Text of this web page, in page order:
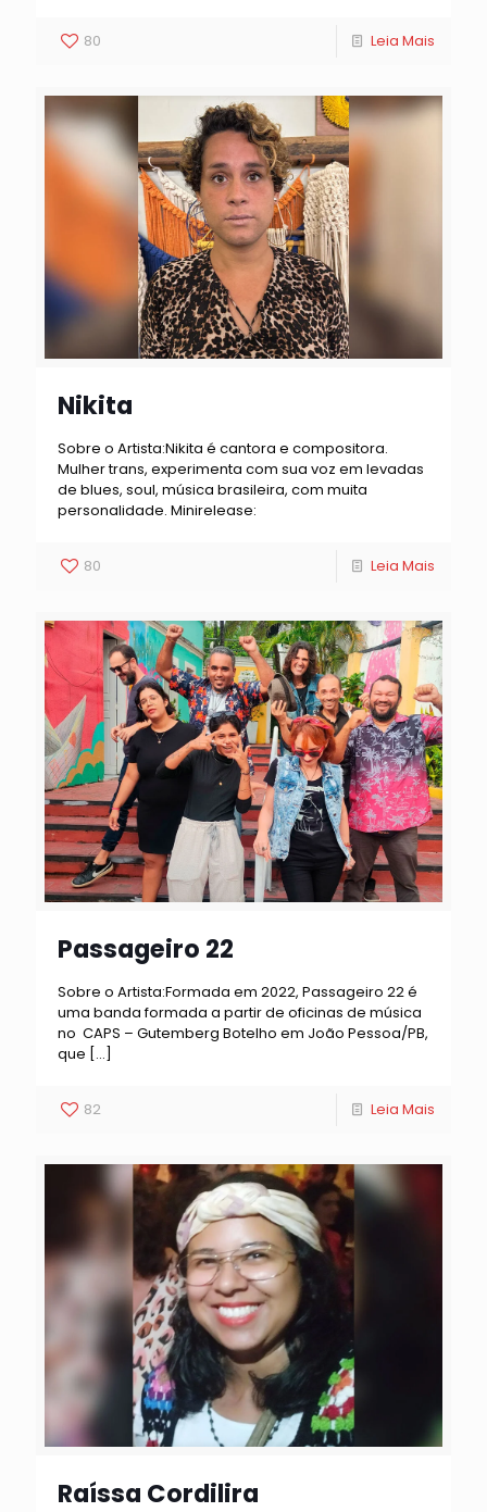
80 Leia Mais
Nikita
Sobre o Artista:Nikita é cantora e compositora.
Mulher trans, experimenta com sua voz em levadas
de blues, soul, música brasileira, com muita
personalidade. Minirelease:
80 Leia Mais
Passageiro 22
Sobre o Artista:Formada em 2022, Passageiro 22 é
uma banda formada a partir de oficinas de música
no CAPS – Gutemberg Botelho em João Pessoa/PB,
que […]
82 Leia Mais
Raíssa Cordilira